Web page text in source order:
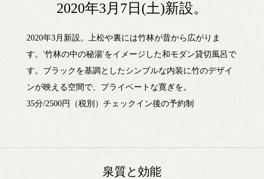
2020年3月7日(土)新設。
2020年3月新設。上松や裏には竹林が昔から広がりま
す。'竹林の中の秘湯'をイメージした和モダン貸切風呂で
す。ブラックを基調としたシンプルな内装に竹のデザイ
ンが映える空間で、プライベートな寛ぎを。
35分/2500円（税別）チェックイン後の予約制
泉質と効能